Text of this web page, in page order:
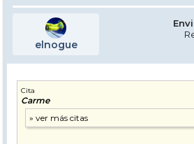
elnogue
Cita
Carme